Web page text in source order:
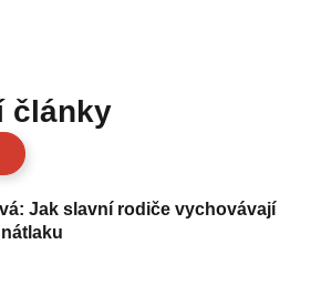
články
Jak slavní rodiče vychovávají